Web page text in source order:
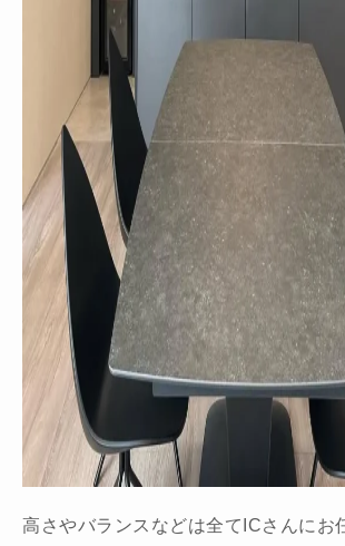
高さやバランスなどは全てICさんにお